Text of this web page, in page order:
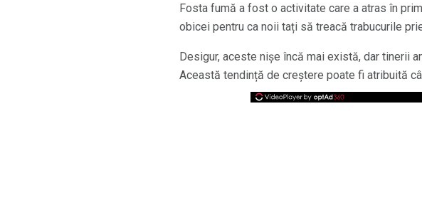
Fosta fumă a fost o activitate care a atras în
obicei pentru ca noii tați să treacă trabucurile
Desigur, aceste nișe încă mai există, dar tinerii
Această tendință de creștere poate fi atribuită